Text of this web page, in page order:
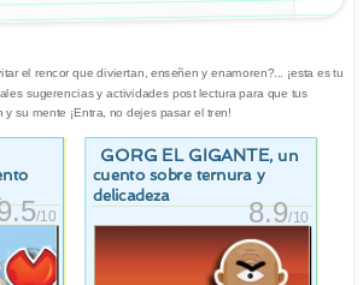
el rencor que diviertan, enseñen y enamoren?... ¡esta es tu
sugerencias y actividades post lectura para que tus
su mente ¡Entra, no dejes pasar el tren!
/10
GORG EL GIGANTE, un
cuento sobre ternura y
delicadeza
8.9/10